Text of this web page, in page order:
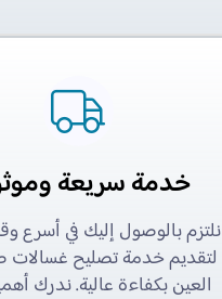
خدمة سريعة
نلتزم بالوصول إليك في أسرع
لتقديم خدمة تصليح
العين بكفاءة عالية. ندرك